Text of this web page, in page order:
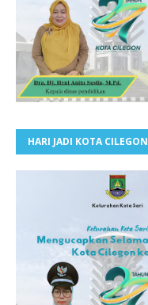
HARI JADI KOTA CILEGON